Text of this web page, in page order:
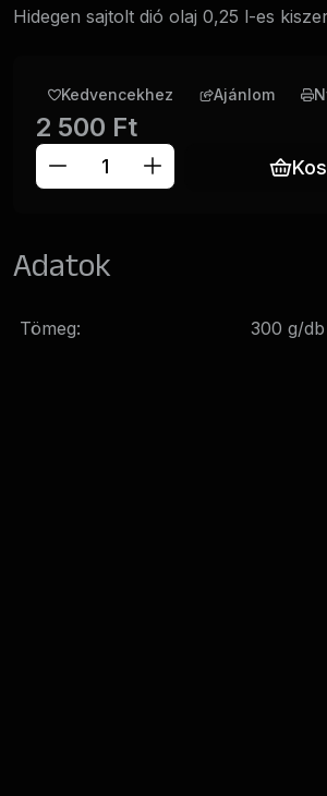
Hidegen sajtolt dió olaj 0,25 l-es
Ajánlom
2 500 Ft
Adatok
Tömeg: 300 g/db